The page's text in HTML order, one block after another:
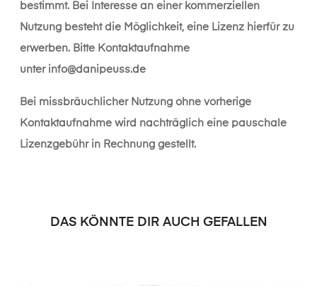
bestimmt. Bei Interesse an einer kommerziellen
Nutzung besteht die Möglichkeit, eine Lizenz hierfür zu
erwerben. Bitte Kontaktaufnahme
unter info@danipeuss.de
Bei missbräuchlicher Nutzung ohne vorherige
Kontaktaufnahme wird nachträglich eine pauschale
Lizenzgebühr in Rechnung gestellt.
DAS KÖNNTE DIR AUCH GEFALLEN